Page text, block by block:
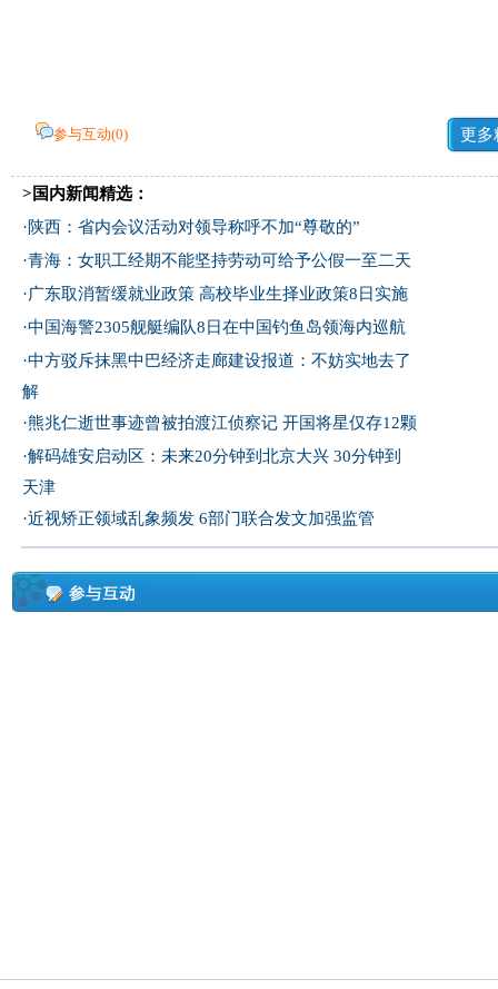
参与互动(0) 更多
>国内新闻精选：
·陕西：省内会议活动对领导称呼不加“尊敬的”
·青海：女职工经期不能坚持劳动可给予公假一至二天
·广东取消暂缓就业政策 高校毕业生择业政策8日实施
·中国海警2305舰艇编队8日在中国钓鱼岛领海内巡航
·中方驳斥抹黑中巴经济走廊建设报道：不妨实地去了
解
·熊兆仁逝世事迹曾被拍渡江侦察记 开国将星仅存12颗
·解码雄安启动区：未来20分钟到北京大兴 30分钟到
天津
·近视矫正领域乱象频发 6部门联合发文加强监管